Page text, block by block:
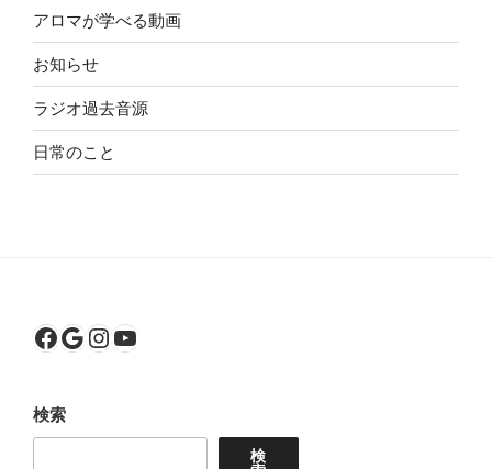
アロマが学べる動画
お知らせ
ラジオ過去音源
日常のこと
Facebook
Google
Instagram
YouTube
検索
検